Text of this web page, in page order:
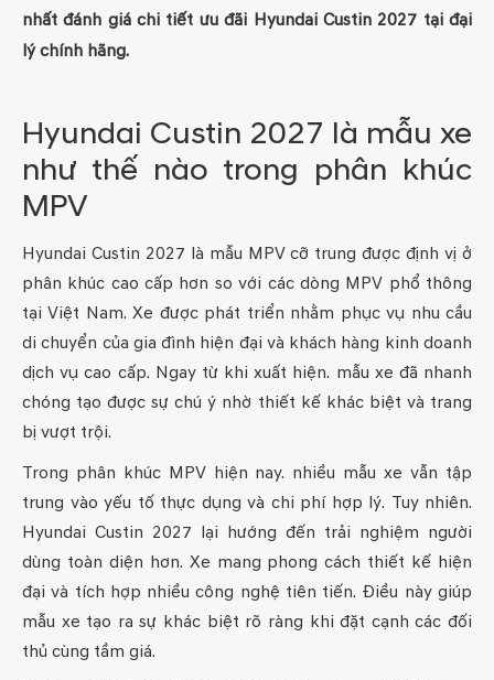
nhất đánh giá chi tiết ưu đãi Hyundai Custin 2027 tại đại
lý chính hãng.
Hyundai Custin 2027 là mẫu xe
như thế nào trong phân khúc
MPV
Hyundai Custin 2027 là mẫu MPV cỡ trung được định vị ở
phân khúc cao cấp hơn so với các dòng MPV phổ thông
tại Việt Nam. Xe được phát triển nhằm phục vụ nhu cầu
di chuyển của gia đình hiện đại và khách hàng kinh doanh
dịch vụ cao cấp. Ngay từ khi xuất hiện. mẫu xe đã nhanh
chóng tạo được sự chú ý nhờ thiết kế khác biệt và trang
bị vượt trội.
Trong phân khúc MPV hiện nay. nhiều mẫu xe vẫn tập
trung vào yếu tố thực dụng và chi phí hợp lý. Tuy nhiên.
Hyundai Custin 2027 lại hướng đến trải nghiệm người
dùng toàn diện hơn. Xe mang phong cách thiết kế hiện
đại và tích hợp nhiều công nghệ tiên tiến. Điều này giúp
mẫu xe tạo ra sự khác biệt rõ ràng khi đặt cạnh các đối
thủ cùng tầm giá.